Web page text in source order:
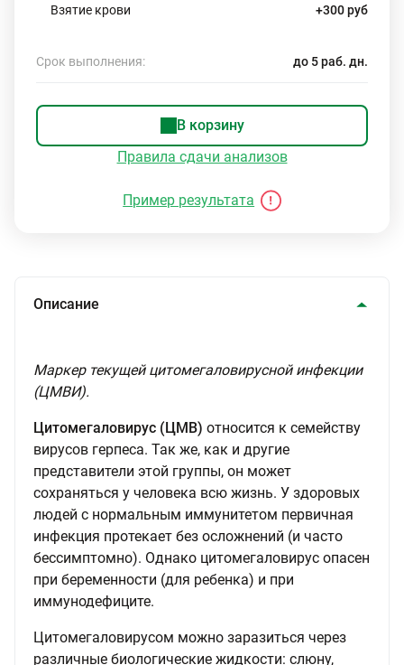
Взятие крови +300 руб
Срок выполнения: до 5 раб. дн.
В корзину
Правила сдачи анализов
Пример результата
Описание
Маркер текущей цитомегаловирусной инфекции
(ЦМВИ).
Цитомегаловирус (ЦМВ) относится к семейству
вирусов герпеса. Так же, как и другие
представители этой группы, он может
сохраняться у человека всю жизнь. У здоровых
людей с нормальным иммунитетом первичная
инфекция протекает без осложнений (и часто
бессимптомно). Однако цитомегаловирус опасен
при беременности (для ребенка) и при
иммунодефиците.
Цитомегаловирусом можно заразиться через
различные биологические жидкости: слюну,